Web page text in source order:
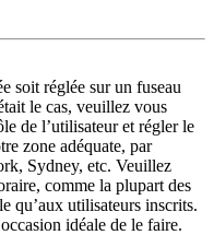
soit réglée sur un fuseau
le cas, veuillez vous
de l’utilisateur et régler le
zone adéquate, par
Sydney, etc. Veuillez
comme la plupart des
qu’aux utilisateurs inscrits.
idéale de le faire.